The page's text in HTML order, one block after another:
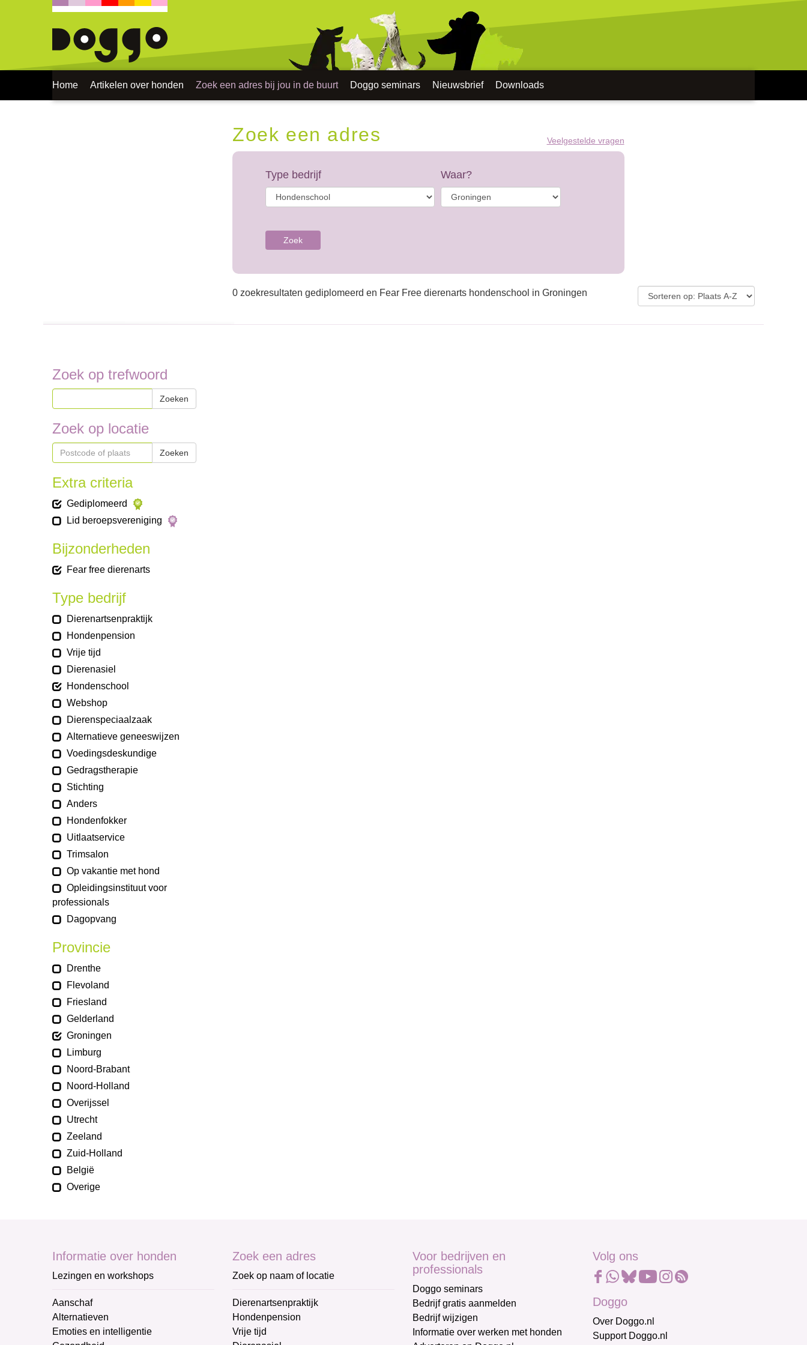
Home Artikelen over honden Zoek een adres bij jou in de buurt Doggo seminars Nieuwsbrief Downloads
Zoek een adres Veelgestelde vragen
Type bedrijf Waar?
Zoek
0 zoekresultaten gediplomeerd en Fear Free dierenarts hondenschool in Groningen
Zoek op trefwoord
Zoeken
Zoek op locatie
Zoeken
Extra criteria
Gediplomeerd
Lid beroepsvereniging
Bijzonderheden
Fear free dierenarts
Type bedrijf
Dierenartsenpraktijk
Hondenpension
Vrije tijd
Dierenasiel
Hondenschool
Webshop
Dierenspeciaalzaak
Alternatieve geneeswijzen
Voedingsdeskundige
Gedragstherapie
Stichting
Anders
Hondenfokker
Uitlaatservice
Trimsalon
Op vakantie met hond
Opleidingsinstituut voor
professionals
Dagopvang
Provincie
Drenthe
Flevoland
Friesland
Gelderland
Groningen
Limburg
Noord-Brabant
Noord-Holland
Overijssel
Utrecht
Zeeland
Zuid-Holland
België
Overige
Informatie over honden
Lezingen en workshops
Aanschaf
Alternatieven
Emoties en intelligentie
Zoek een adres
Zoek op naam of locatie
Dierenartsenpraktijk
Hondenpension
Vrije tijd
Voor bedrijven en
professionals
Doggo seminars
Bedrijf gratis aanmelden
Bedrijf wijzigen
Informatie over werken met honden
Volg ons
Doggo
Over Doggo.nl
Support Doggo.nl